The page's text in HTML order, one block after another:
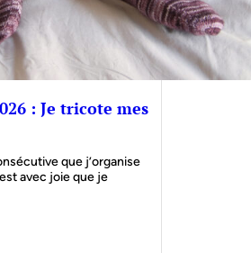
: Je tricote mes
que j’organise
avec joie que je